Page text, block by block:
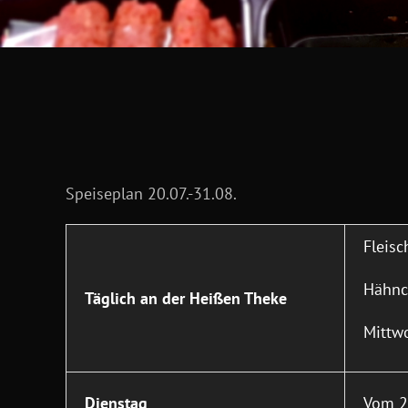
Speiseplan 20.07.-31.08.
Täglich an der Heißen Theke
Dienstag Vom